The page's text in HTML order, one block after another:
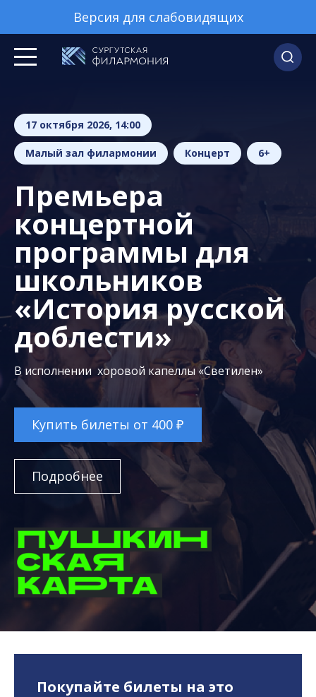
Версия для слабовидящих
17 октября 2026, 14:00
Малый зал филармонии Концерт 6+
Премьера
концертной
программы для
школьников
«История русской
доблести»
В исполнении хоровой капеллы «Светилен»
Купить билеты от 400 ₽
Подробнее
Покупайте билеты на это